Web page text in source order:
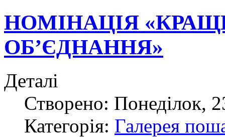
НОМІНАЦІЯ
ОБ’ЄДНАННЯ»
Деталі
Створено: Понеділок,
Категорія: Галерея